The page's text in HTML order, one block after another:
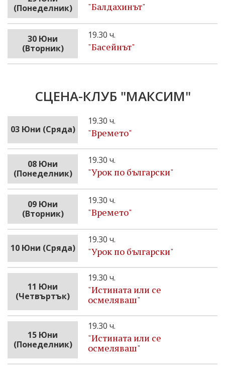
(Понеделник)
"Бaлдахинът"
30 Юни
(Вторник)
19.30 ч.
"Басейнът"
СЦЕНА-КЛУБ "МАКСИМ"
03 Юни (Сряда)
19.30 ч.
"Времето"
08 Юни
(Понеделник)
19.30 ч.
"Урок по български"
09 Юни
(Вторник)
19.30 ч.
"Времето"
10 Юни (Сряда)
19.30 ч.
"Урок по български"
11 Юни
(Четвъртък)
19.30 ч.
"Истината или се
осмеляваш"
15 Юни
(Понеделник)
19.30 ч.
"Истината или се
осмеляваш"